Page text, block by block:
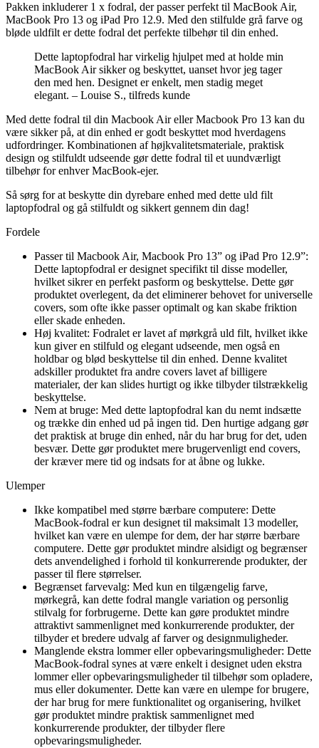
Pakken inkluderer 1 x fodral, der passer perfekt til MacBook Air,
MacBook Pro 13 og iPad Pro 12.9. Med den stilfulde grå farve og
bløde uldfilt er dette fodral det perfekte tilbehør til din enhed.
Dette laptopfodral har virkelig hjulpet med at holde min
MacBook Air sikker og beskyttet, uanset hvor jeg tager
den med hen. Designet er enkelt, men stadig meget
elegant. – Louise S., tilfreds kunde
Med dette fodral til din Macbook Air eller Macbook Pro 13 kan du
være sikker på, at din enhed er godt beskyttet mod hverdagens
udfordringer. Kombinationen af højkvalitetsmateriale, praktisk
design og stilfuldt udseende gør dette fodral til et uundværligt
tilbehør for enhver MacBook-ejer.
Så sørg for at beskytte din dyrebare enhed med dette uld filt
laptopfodral og gå stilfuldt og sikkert gennem din dag!
Fordele
Passer til Macbook Air, Macbook Pro 13” og iPad Pro 12.9”:
Dette laptopfodral er designet specifikt til disse modeller,
hvilket sikrer en perfekt pasform og beskyttelse. Dette gør
produktet overlegent, da det eliminerer behovet for universelle
covers, som ofte ikke passer optimalt og kan skabe friktion
eller skade enheden.
Høj kvalitet: Fodralet er lavet af mørkgrå uld filt, hvilket ikke
kun giver en stilfuld og elegant udseende, men også en
holdbar og blød beskyttelse til din enhed. Denne kvalitet
adskiller produktet fra andre covers lavet af billigere
materialer, der kan slides hurtigt og ikke tilbyder tilstrækkelig
beskyttelse.
Nem at bruge: Med dette laptopfodral kan du nemt indsætte
og trække din enhed ud på ingen tid. Den hurtige adgang gør
det praktisk at bruge din enhed, når du har brug for det, uden
besvær. Dette gør produktet mere brugervenligt end covers,
der kræver mere tid og indsats for at åbne og lukke.
Ulemper
Ikke kompatibel med større bærbare computere: Dette
MacBook-fodral er kun designet til maksimalt 13 modeller,
hvilket kan være en ulempe for dem, der har større bærbare
computere. Dette gør produktet mindre alsidigt og begrænser
dets anvendelighed i forhold til konkurrerende produkter, der
passer til flere størrelser.
Begrænset farvevalg: Med kun en tilgængelig farve,
mørkegrå, kan dette fodral mangle variation og personlig
stilvalg for forbrugerne. Dette kan gøre produktet mindre
attraktivt sammenlignet med konkurrerende produkter, der
tilbyder et bredere udvalg af farver og designmuligheder.
Manglende ekstra lommer eller opbevaringsmuligheder: Dette
MacBook-fodral synes at være enkelt i designet uden ekstra
lommer eller opbevaringsmuligheder til tilbehør som opladere,
mus eller dokumenter. Dette kan være en ulempe for brugere,
der har brug for mere funktionalitet og organisering, hvilket
gør produktet mindre praktisk sammenlignet med
konkurrerende produkter, der tilbyder flere
opbevaringsmuligheder.